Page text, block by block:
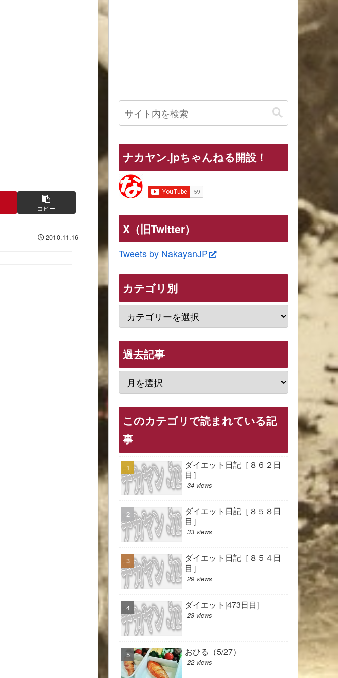
コピー
2010.11.16
ナカヤン.jpちゃんねる開設！
X（旧Twitter）
Tweets by NakayanJP
カテゴリ別
過去記事
このカテゴリで読まれている記
事
ダイエット日記［８６２日
目］
34 views
ダイエット日記［８５８日
目］
33 views
ダイエット日記［８５４日
目］
29 views
ダイエット[473日目]
23 views
おひる（5/27）
22 views